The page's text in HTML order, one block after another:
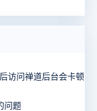
访问禅道后台会卡顿10
问题